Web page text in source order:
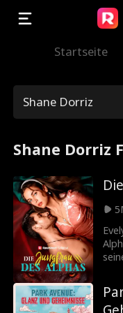
Startseite
Shane Dorriz
Shane Dorriz
Er
sie.